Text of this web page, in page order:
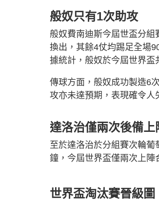
般奴只有1次助攻
般奴費南迪斯今屆世盃分
換出，其餘4仗均踢足全場
據統計，般奴於今屆世界盃
傳球方面，般奴成功製造6
攻亦未達預期，表現確令人
達洛治僅兩次後備上
至於達洛治於分組賽次輪
鐘，今屆世界盃僅兩次上陣
世界盃淘汰賽晉級圖